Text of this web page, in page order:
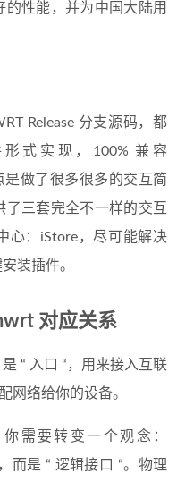
性能，并为中国大陆用
Release 分支源码，都
式实现，100% 兼容
是做了很多很多的交互简
三套完全不一样的交互
心：iStore，尽可能解决
装插件。
对应关系
“ 入口 “，用来接入互联
网络给你的设备。
需要转变一个观念：
而是 “ 逻辑接口 “。物理